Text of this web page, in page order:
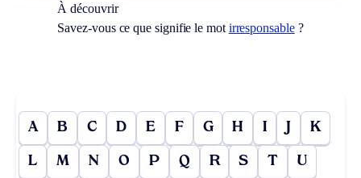
À découvrir
Savez-vous ce que signifie le mot irresponsable?
A B C D E F G H I J K
L M N O P Q R S T U